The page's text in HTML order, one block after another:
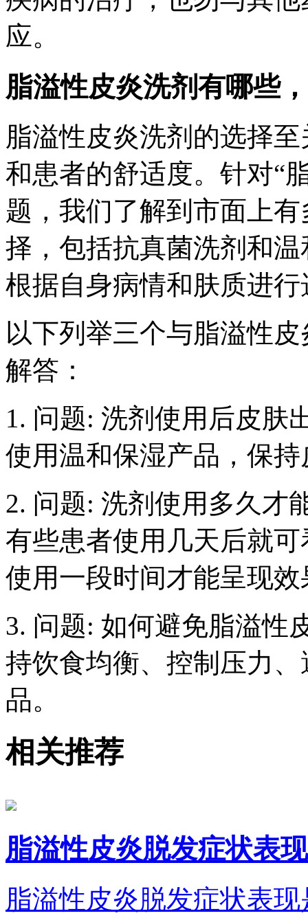
应。
脂溢性皮炎洗剂有哪些
脂溢性皮炎洗剂的选择
和患者的舒适度。针对“
题，我们了解到市面上
择，包括抗真菌洗剂和
根据自身病情和肤质进
以下列举三个与脂溢性
解答：
1. 问题: 洗剂使用后皮肤
使用温和保湿产品，保
2. 问题: 洗剂使用多久才
有些患者使用几天后就
使用一段时间才能呈现效
3. 问题: 如何避免脂溢性
持饮食均衡、控制压力
品。
相关推荐
脂溢性皮炎脱发症状表
脂溢性皮炎脱发症状表